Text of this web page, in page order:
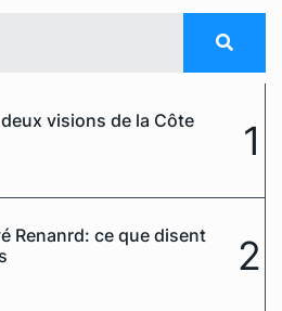
visions de la Côte
1
Renanrd: ce que disent
2